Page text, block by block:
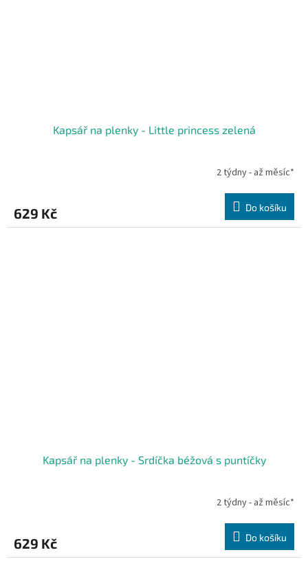
Kapsář na plenky - Little princess zelená
2 týdny - až měsíc*
629 Kč Do košíku
Kapsář na plenky - Srdíčka béžová s puntíčky
2 týdny - až měsíc*
629 Kč Do košíku